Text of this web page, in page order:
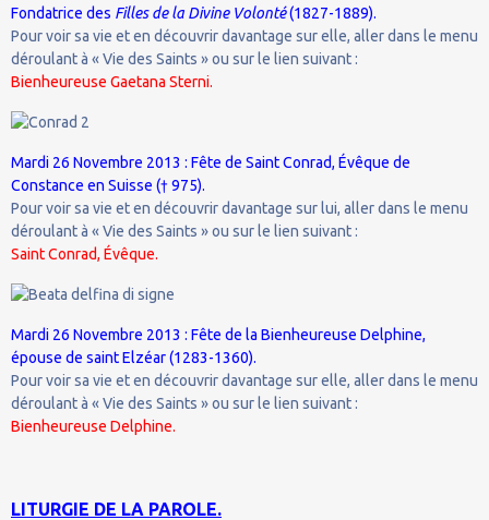
Fondatrice des Filles de la Divine Volonté(1827-1889).
Pour voir sa vie et en découvrir davantage sur elle, aller dans le menu
déroulant à « Vie des Saints » ou sur le lien suivant :
Bienheureuse Gaetana Sterni.
Mardi 26 Novembre 2013 : Fête de Saint Conrad, Évêque de
Constance en Suisse († 975).
Pour voir sa vie et en découvrir davantage sur lui, aller dans le menu
déroulant à « Vie des Saints » ou sur le lien suivant :
Saint Conrad, Évêque.
Mardi 26 Novembre 2013 : Fête de la Bienheureuse Delphine,
épouse de saint Elzéar (1283-1360).
Pour voir sa vie et en découvrir davantage sur elle, aller dans le menu
déroulant à « Vie des Saints » ou sur le lien suivant :
Bienheureuse Delphine.
LITURGIE DE LA PAROLE.